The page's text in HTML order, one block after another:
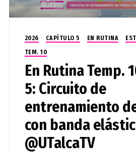
2026 CAPÍTULO 5 EN RUTINA
TEM. 10
En Rutina Temp.
5: Circuito de
entrenamiento
con banda
@UTalcaTV